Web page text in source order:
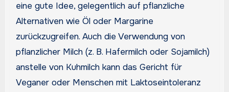
eine gute Idee, gelegentlich auf pflanzliche
Alternativen wie Öl oder Margarine
zurückzugreifen. Auch die Verwendung von
pflanzlicher Milch (z. B. Hafermilch oder Sojamilch)
anstelle von Kuhmilch kann das Gericht für
Veganer oder Menschen mit Laktoseintoleranz